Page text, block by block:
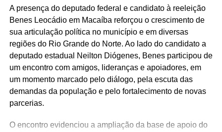
com o povo potiguar. Os números apresentados não são
apenas estatísticas: representam segurança fortalecida,
cultura valorizada, entidades beneficiadas, municípios
atendidos e uma atuação parlamentar que alcança quem
mais precisa.
São centenas de requerimentos, dezenas de patrimônios
culturais reconhecidos, organizações apoiadas e
investimentos que chegam aos municípios por meio de
emendas parlamentares. Um trabalho que demonstra que
fazer política é transformar demandas em soluções.
A presença do deputado federal e candidato à reeleição
Benes Leocádio em Macaíba reforçou o crescimento de
sua articulação política no município e em diversas
regiões do Rio Grande do Norte. Ao lado do candidato a
deputado estadual Neilton Diógenes, Benes participou de
um encontro com amigos, lideranças e apoiadores, em
um momento marcado pelo diálogo, pela escuta das
demandas da população e pelo fortalecimento de novas
parcerias.
O encontro evidenciou a ampliação da base de apoio do